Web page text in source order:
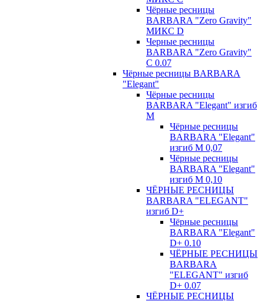
Чёрные ресницы
BARBARA "Zero Gravity"
МИКС D
Черные ресницы
BARBARA "Zero Gravity"
С 0.07
Чёрные ресницы BARBARA
"Elegant"
Чёрные ресницы
BARBARA "Elegant" изгиб
М
Чёрные ресницы
BARBARA "Elegant"
изгиб М 0,07
Чёрные ресницы
BARBARA "Elegant"
изгиб М 0,10
ЧЁРНЫЕ РЕСНИЦЫ
BARBARA "ELEGANT"
изгиб D+
Чёрные ресницы
BARBARA "Elegant"
D+ 0.10
ЧЁРНЫЕ РЕСНИЦЫ
BARBARA
"ELEGANT" изгиб
D+ 0.07
ЧЁРНЫЕ РЕСНИЦЫ